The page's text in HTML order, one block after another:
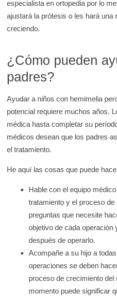
especialista en ortopedia por lo
ajustará la prótesis o les hará una
creciendo.
¿Cómo pueden
padres?
Ayudar a niños con hemimelia
potencial requiere muchos años.
médica hasta completar su
médicos desean que los padres
el tratamiento.
He aquí las cosas que puede
Hable con el equipo
tratamiento y el proceso
preguntas que necesite
objetivo de cada
después de operarlo.
Acompañe a su hijo a
operaciones se deben
proceso de crecimiento del
momento puede significar